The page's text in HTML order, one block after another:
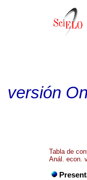
versión
Tabla de
Anál. econ.